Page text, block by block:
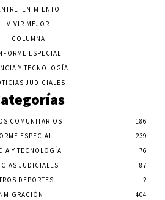
VIVIR MEJOR
COLUMNA
ESPECIAL
Y TECNOLOGÍA
JUDICIALES
COMUNITARIOS
186
ESPECIAL
239
Y TECNOLOGÍA
76
JUDICIALES
87
DEPORTES
2
404